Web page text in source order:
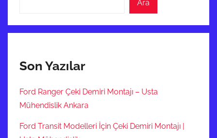
Ara
Son Yazılar
Ford Ranger Çeki Demiri Montajı – Usta
Mühendislik Ankara
Ford Transit Modelleri İçin Çeki Demiri Montajı |